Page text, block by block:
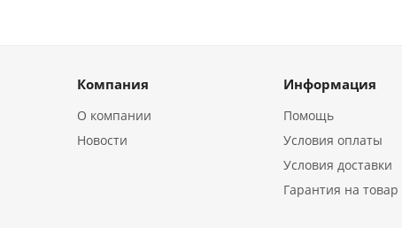
Компания
О компании
Новости
Информация
Помощь
Условия оплаты
Условия доставки
Гарантия на товар